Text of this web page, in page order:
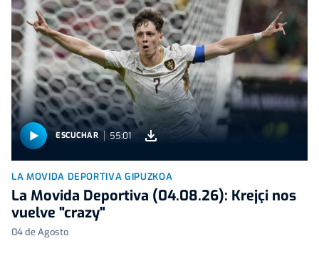
ESCUCHAR 55:01
LA MOVIDA DEPORTIVA GIPUZKOA
La Movida Deportiva (04.08.26): Krejçi nos
vuelve "crazy"
04 de Agosto